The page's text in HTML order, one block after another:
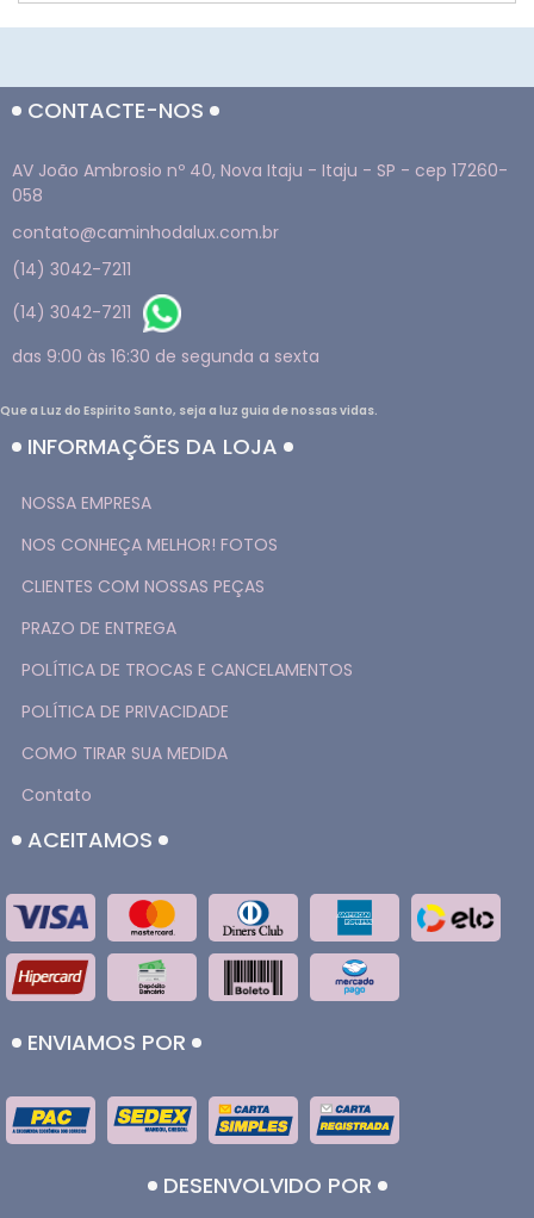
CONTACTE-NOS
AV João Ambrosio nº 40, Nova Itaju - Itaju - SP - cep 17260-
058
contato@caminhodalux.com.br
(14) 3042-7211
(14) 3042-7211
das 9:00 às 16:30 de segunda a sexta
Que a Luz do Espirito Santo, seja a luz guia de nossas vidas.
INFORMAÇÕES DA LOJA
NOSSA EMPRESA
NOS CONHEÇA MELHOR! FOTOS
CLIENTES COM NOSSAS PEÇAS
PRAZO DE ENTREGA
POLÍTICA DE TROCAS E CANCELAMENTOS
POLÍTICA DE PRIVACIDADE
COMO TIRAR SUA MEDIDA
Contato
ACEITAMOS
ENVIAMOS POR
DESENVOLVIDO POR